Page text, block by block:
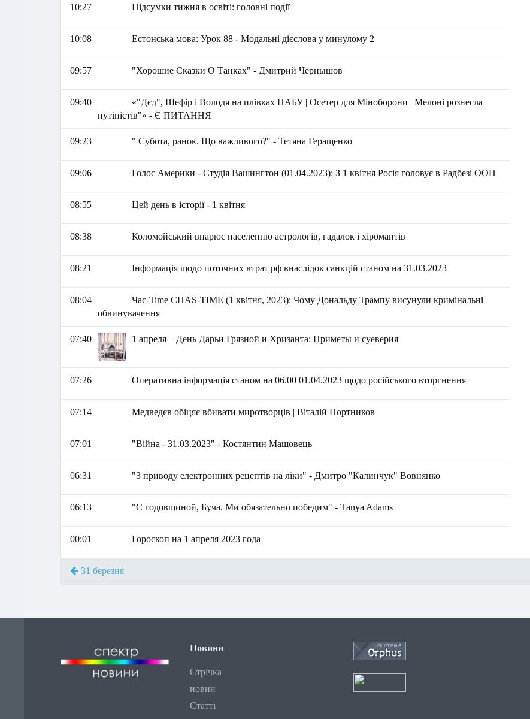
10:27 Підсумки тижня в освіті: головні події
10:08 Естонська мова: Урок 88 - Модальні дієслова у минулому 2
09:57 "Хорошие Сказки О Танках" - Дмитрий Чернышов
09:40
«"Дєд", Шефір і Володя на плівках НАБУ | Осетер для Міноборони | Мелоні рознесла
путіністів"» - Є ПИТАННЯ
09:23 " Субота, ранок. Що важливого?" - Тетяна Геращенко
09:06 Голос Америки - Студія Вашингтон (01.04.2023): З 1 квітня Росія головує в Радбезі ООН
08:55 Цей день в історії - 1 квітня
08:38 Коломойський впарює населенню астрологів, гадалок і хіромантів
08:21 Інформація щодо поточних втрат рф внаслідок санкцій станом на 31.03.2023
08:04
Час-Time CHAS-TIME (1 квітня, 2023): Чому Дональду Трампу висунули кримінальні
обвинувачення
07:40 1 апреля – День Дарьи Грязной и Хризанта: Приметы и суеверия
07:26 Оперативна інформація станом на 06.00 01.04.2023 щодо російського вторгнення
07:14 Медведєв обіцяє вбивати миротворців | Віталій Портников
07:01 "Війна - 31.03.2023" - Костянтин Машовець
06:31 "З приводу електронних рецептів на ліки" - Дмитро "Калинчук" Вовнянко
06:13 "С годовщиной, Буча. Ми обязательно победим" - Тanya Adams
00:01 Гороскоп на 1 апреля 2023 года
31 березня
Новини
Стрічка
новин
Статті